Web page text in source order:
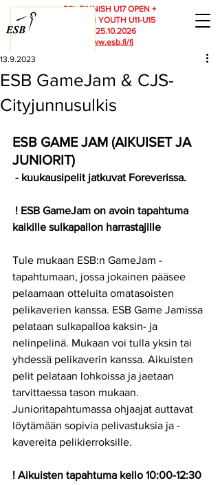
RSL FINNISH U17 OPEN +
FINNISH YOUTH U11-U15
23.-25.10.2026
www.esb.fi/fj
ESB GameJam & CJS-
Cityjunnusulkis
13.9.2023
ESB GAME JAM (AIKUISET JA
JUNIORIT)
- kuukausipelit jatkuvat Foreverissa.
kaikille sulkapallon harrastajille
Tule mukaan ESB:n GameJam -
tapahtumaan, jossa jokainen pääsee
pelaamaan otteluita omatasoisten
pelikaverien kanssa. ESB Game Jamissa
pelataan sulkapalloa kaksin- ja
nelinpelinä. Mukaan voi tulla yksin tai
yhdessä pelikaverin kanssa. Aikuisten
pelit pelataan lohkoissa ja jaetaan
tarvittaessa tason mukaan.
Junioritapahtumassa ohjaajat auttavat
löytämään sopivia pelivastuksia ja -
kavereita pelikierroksille.
! Aikuisten tapahtuma kello 10:00-12:30